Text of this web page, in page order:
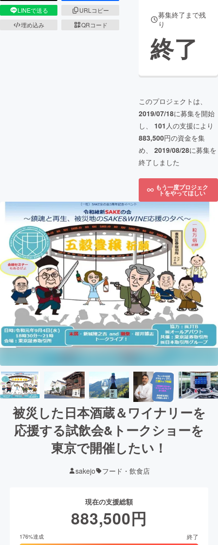
LINEで送る
URLコピー
埋め込み
QRコード
募集終了まで残
り
終了
このプロジェクトは、
2019/07/18に募集を開始
し、 101 人の支援により
883,500円の資金を集
め、 2019/08/28に募集を
終了しました
もう一度プロジェク
トをやってほしい
被災した日本酒蔵＆ワイナリーを
応援する試飲会&トークショーを
東京で開催したい！
sakejo フード・飲食店
現在の支援総額
883,500円
176%達成 終了